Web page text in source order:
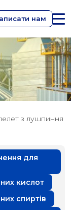
нам
з лушпиння
для
кислот
спиртів